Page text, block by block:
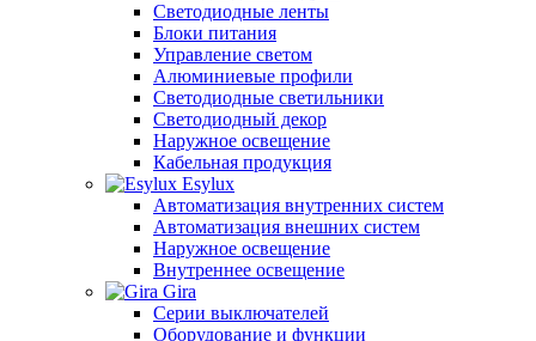
Светодиодные ленты
Блоки питания
Управление светом
Алюминиевые профили
Светодиодные светильники
Светодиодный декор
Наружное освещение
Кабельная продукция
Esylux
Автоматизация внутренних систем
Автоматизация внешних систем
Наружное освещение
Внутреннее освещение
Gira
Серии выключателей
Оборудование и функции